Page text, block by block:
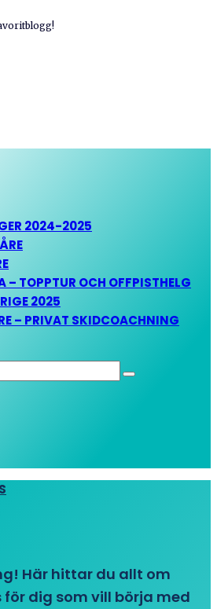
2024-2025
– TOPPTUR OCH OFFPISTHELG
2025
– PRIVAT SKIDCOACHNING
Här hittar du allt om
dig som vill börja med